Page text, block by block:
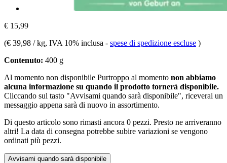
€ 15,99
(€ 39,98 / kg, IVA 10% inclusa - spese di spedizione escluse )
Contenuto: 400 g
Al momento non disponibile Purtroppo al momento non abbiamo
alcuna informazione su quando il prodotto tornerà disponibile.
Cliccando sul tasto "Avvisami quando sarà disponibile", riceverai un
messaggio appena sarà di nuovo in assortimento.
Di questo articolo sono rimasti ancora 0 pezzi. Presto ne arriveranno
altri! La data di consegna potrebbe subire variazioni se vengono
ordinati più pezzi.
Avvisami quando sarà disponibile